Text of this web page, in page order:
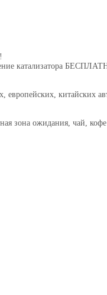
катализатора
европейских, китайских
зона ожидания, чай,